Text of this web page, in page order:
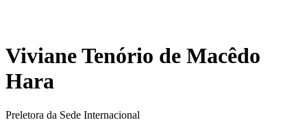
Viviane Tenório de Macêdo
Hara
Preletora da Sede Internacional